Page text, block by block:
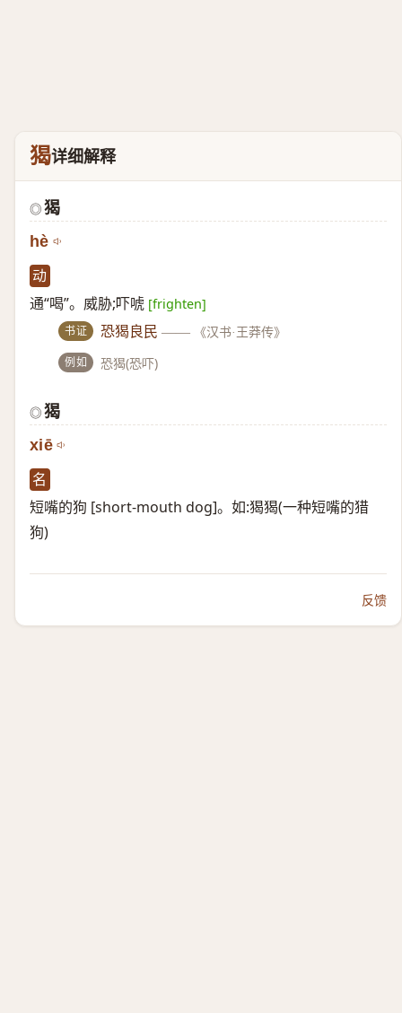
猲详细解释
◎ 猲
hè
动
通“喝”。威胁;吓唬 [frighten]
书证 恐猲良民 —— 《汉书·王莽传》
例如 恐猲(恐吓)
◎ 猲
xiē
名
短嘴的狗 [short-mouth dog]。如:猲猲(一种短嘴的猎
狗)
反馈